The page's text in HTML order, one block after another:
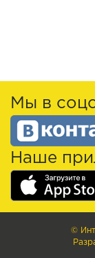
Мы в
Наше
©